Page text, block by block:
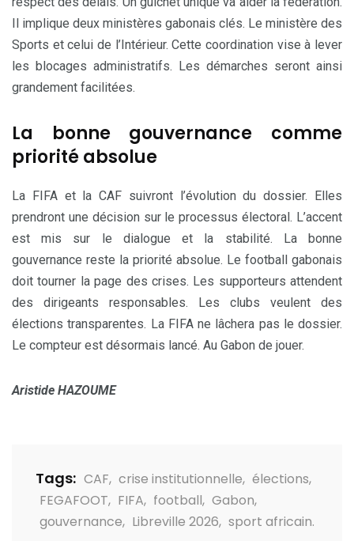
Il implique deux ministères gabonais clés. Le ministère des
Sports et celui de l’Intérieur. Cette coordination vise à lever
les blocages administratifs. Les démarches seront ainsi
grandement facilitées.
La bonne gouvernance comme
priorité absolue
La FIFA et la CAF suivront l’évolution du dossier. Elles
prendront une décision sur le processus électoral. L’accent
est mis sur le dialogue et la stabilité. La bonne
gouvernance reste la priorité absolue. Le football gabonais
doit tourner la page des crises. Les supporteurs attendent
des dirigeants responsables. Les clubs veulent des
élections transparentes. La FIFA ne lâchera pas le dossier.
Le compteur est désormais lancé. Au Gabon de jouer.
Aristide HAZOUME
Tags: CAF, crise institutionnelle, élections,
FEGAFOOT, FIFA, football, Gabon,
gouvernance, Libreville 2026, sport africain.